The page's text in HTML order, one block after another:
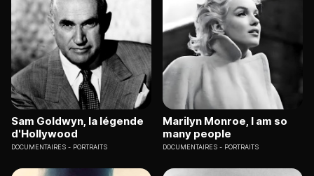
Sam Goldwyn, la légende
d'Hollywood
DOCUMENTAIRES PORTRAITS
Marilyn Monroe, I am so
many people
DOCUMENTAIRES PORTRAITS